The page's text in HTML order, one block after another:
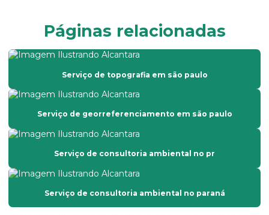
Empresa prestadora de serviços de topografia
Empresa que faz laudo de avaliação de imóveis
Empresa de topografia em são paulo
Empresa de topografia em sp
Empresas de georreferenciamento de imóveis rurais
Georreferenciamento por drone
Páginas relacionadas
Serviço de topografia em são paulo
Serviço de georreferenciamento em são paulo
Serviço de consultoria ambiental no pr
Serviço de consultoria ambiental no paraná